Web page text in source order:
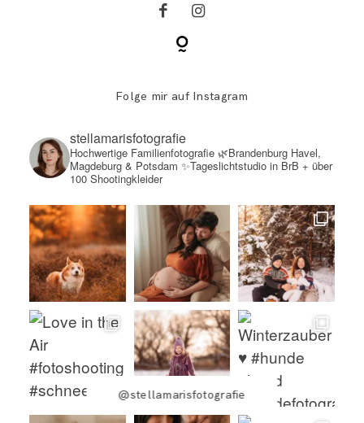
Folge mir auf Instagram
@stellamarisfotografie
stellamarisfotografie
Hochwertige Familienfotografie🌿Brandenburg Havel,
Magdeburg & Potsdam ✨Tageslichtstudio in BrB + über
100 Shootingkleider